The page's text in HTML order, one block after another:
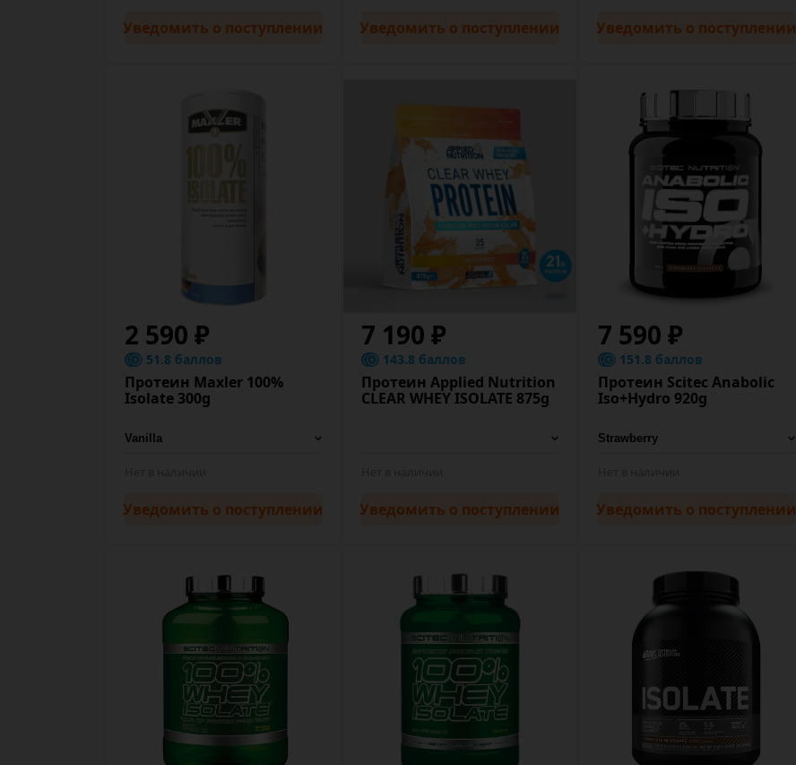
Уведомить о поступлении Уведомить о поступлении Уведомить о поступлении
2 590 ₽
51.8 баллов
Протеин Maxler 100%
Isolate 300g
Уведомить о поступлении
7 190 ₽
143.8 баллов
Протеин Applied Nutrition
CLEAR WHEY ISOLATE 875g
Уведомить о поступлении
7 590 ₽
151.8 баллов
Протеин Scitec Anabolic
Iso+Hydro 920g
Уведомить о поступлении